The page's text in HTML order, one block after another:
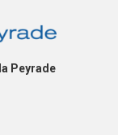
Peyrade